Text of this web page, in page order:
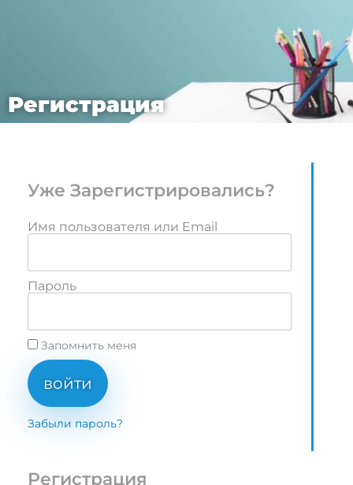
Регистрация
Уже Зарегистрировались?
Имя пользователя или Email
Пароль
Запомнить меня
войти
Забыли пароль?
Регистрация